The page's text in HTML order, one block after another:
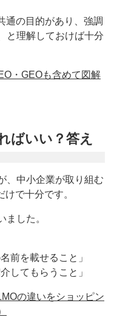
通の目的があり、強調
と理解しておけば十分
・GEOも含めて図解
ばいい？答え
、中小企業が取り組む
けで十分です。
ました。
前を載せること」
してもらうこと」
の違いをショッピン